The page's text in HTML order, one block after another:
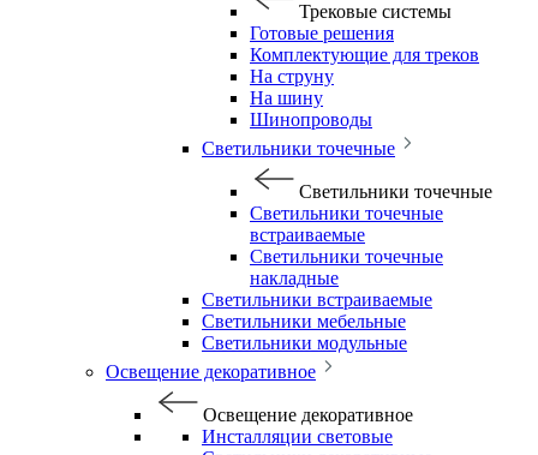
Трековые системы
Готовые решения
Комплектующие для треков
На струну
На шину
Шинопроводы
Светильники точечные
Светильники точечные
Светильники точечные
встраиваемые
Светильники точечные
накладные
Светильники встраиваемые
Светильники мебельные
Светильники модульные
Освещение декоративное
Освещение декоративное
Инсталляции световые